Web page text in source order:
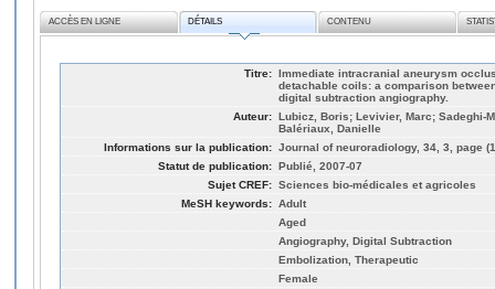
ACCÈS EN LIGNE DÉTAILS CONTENU
Titre: Immediate intracranial aneurysm
detachable coils: a comparison
digital subtraction angiography.
Auteur: Lubicz, Boris; Levivier, Marc; Sadeghi-
Balériaux, Danielle
Informations sur la publication: Journal of neuroradiology, 34, 3, page
Statut de publication: Publié, 2007-07
Sujet CREF: Sciences bio-médicales et agricoles
MeSH keywords: Adult
Aged
Angiography, Digital Subtraction
Embolization, Therapeutic
Female